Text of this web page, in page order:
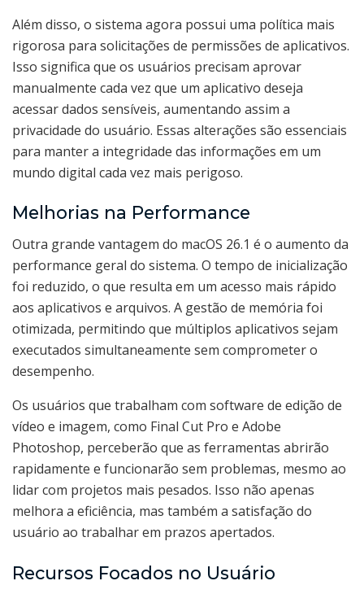
Além disso, o sistema agora possui uma política mais
rigorosa para solicitações de permissões de aplicativos.
Isso significa que os usuários precisam aprovar
manualmente cada vez que um aplicativo deseja
acessar dados sensíveis, aumentando assim a
privacidade do usuário. Essas alterações são essenciais
para manter a integridade das informações em um
mundo digital cada vez mais perigoso.
Melhorias na Performance
Outra grande vantagem do macOS 26.1 é o aumento da
performance geral do sistema. O tempo de inicialização
foi reduzido, o que resulta em um acesso mais rápido
aos aplicativos e arquivos. A gestão de memória foi
otimizada, permitindo que múltiplos aplicativos sejam
executados simultaneamente sem comprometer o
desempenho.
Os usuários que trabalham com software de edição de
vídeo e imagem, como Final Cut Pro e Adobe
Photoshop, perceberão que as ferramentas abrirão
rapidamente e funcionarão sem problemas, mesmo ao
lidar com projetos mais pesados. Isso não apenas
melhora a eficiência, mas também a satisfação do
usuário ao trabalhar em prazos apertados.
Recursos Focados no Usuário